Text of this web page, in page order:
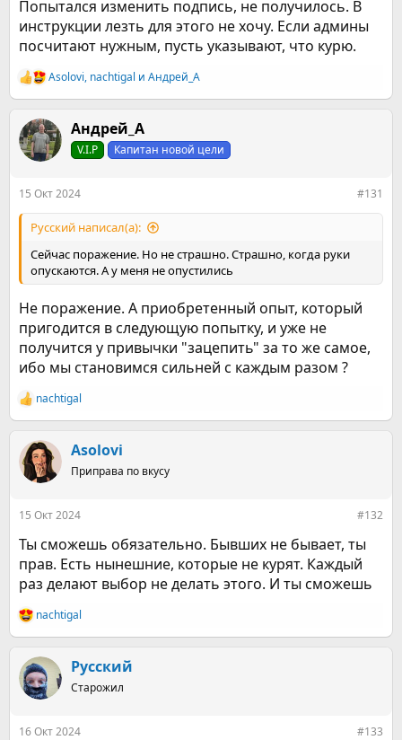
Попытался изменить подпись, не получилось. В
инструкции лезть для этого не хочу. Если админы
посчитают нужным, пусть указывают, что курю.
Р
е
к
ц
и
Asolovi, nachtigal и Андрей_А
Андрей_А
V.I.P Капитан новой цели
15 Окт 2024 #131
Русский написал(а):
Сейчас поражение. Но не страшно. Страшно, когда руки
опускаются. А у меня не опустились
Не поражение. А приобретенный опыт, который
пригодится в следующую попытку, и уже не
получится у привычки "зацепить" за то же самое,
ибо мы становимся сильней с каждым разом ?
Р
е
к
ц
и
nachtigal
Asolovi
Приправа по вкусу
15 Окт 2024 #132
Ты сможешь обязательно. Бывших не бывает, ты
прав. Есть нынешние, которые не курят. Каждый
раз делают выбор не делать этого. И ты сможешь
Р
е
к
ц
и
nachtigal
Русский
Старожил
16 Окт 2024 #133